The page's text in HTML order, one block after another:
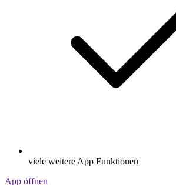
viele weitere App Funktionen
App öffnen